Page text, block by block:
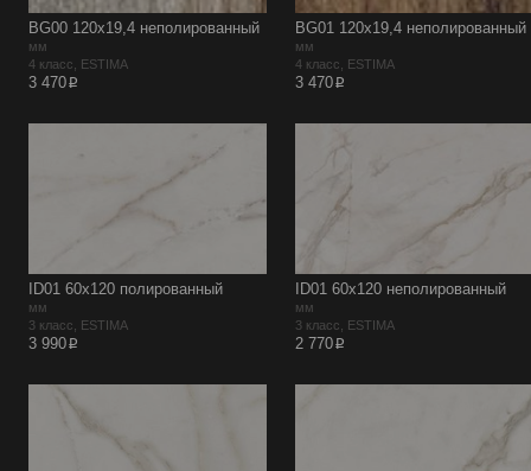
BG00 120x19,4 неполированный
мм
4 класс, ESTIMA
3 470p
BG01 120x19,4 неполированный
мм
4 класс, ESTIMA
3 470p
ID01 60х120 полированный
мм
3 класс, ESTIMA
3 990p
ID01 60х120 неполированный
мм
3 класс, ESTIMA
2 770p